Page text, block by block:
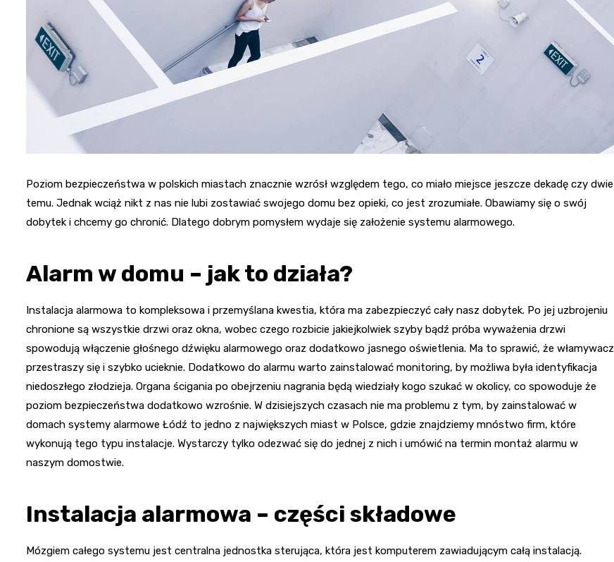
Poziom bezpieczeństwa w polskich miastach znacznie wzrósł względem tego, co miało miejsce jeszcze dekadę czy dwie
temu. Jednak wciąż nikt z nas nie lubi zostawiać swojego domu bez opieki, co jest zrozumiałe. Obawiamy się o swój
dobytek i chcemy go chronić. Dlatego dobrym pomysłem wydaje się założenie systemu alarmowego.
Alarm w domu – jak to działa?
Instalacja alarmowa to kompleksowa i przemyślana kwestia, która ma zabezpieczyć cały nasz dobytek. Po jej uzbrojeniu
chronione są wszystkie drzwi oraz okna, wobec czego rozbicie jakiejkolwiek szyby bądź próba wyważenia drzwi
spowodują włączenie głośnego dźwięku alarmowego oraz dodatkowo jasnego oświetlenia. Ma to sprawić, że włamywacz
przestraszy się i szybko ucieknie. Dodatkowo do alarmu warto zainstalować monitoring, by możliwa była identyfikacja
niedoszłego złodzieja. Organa ścigania po obejrzeniu nagrania będą wiedziały kogo szukać w okolicy, co spowoduje że
poziom bezpieczeństwa dodatkowo wzrośnie. W dzisiejszych czasach nie ma problemu z tym, by zainstalować w
domach systemy alarmowe Łódź to jedno z największych miast w Polsce, gdzie znajdziemy mnóstwo firm, które
wykonują tego typu instalacje. Wystarczy tylko odezwać się do jednej z nich i umówić na termin montaż alarmu w
naszym domostwie.
Instalacja alarmowa – części składowe
Mózgiem całego systemu jest centralna jednostka sterująca, która jest komputerem zawiadującym całą instalacją.